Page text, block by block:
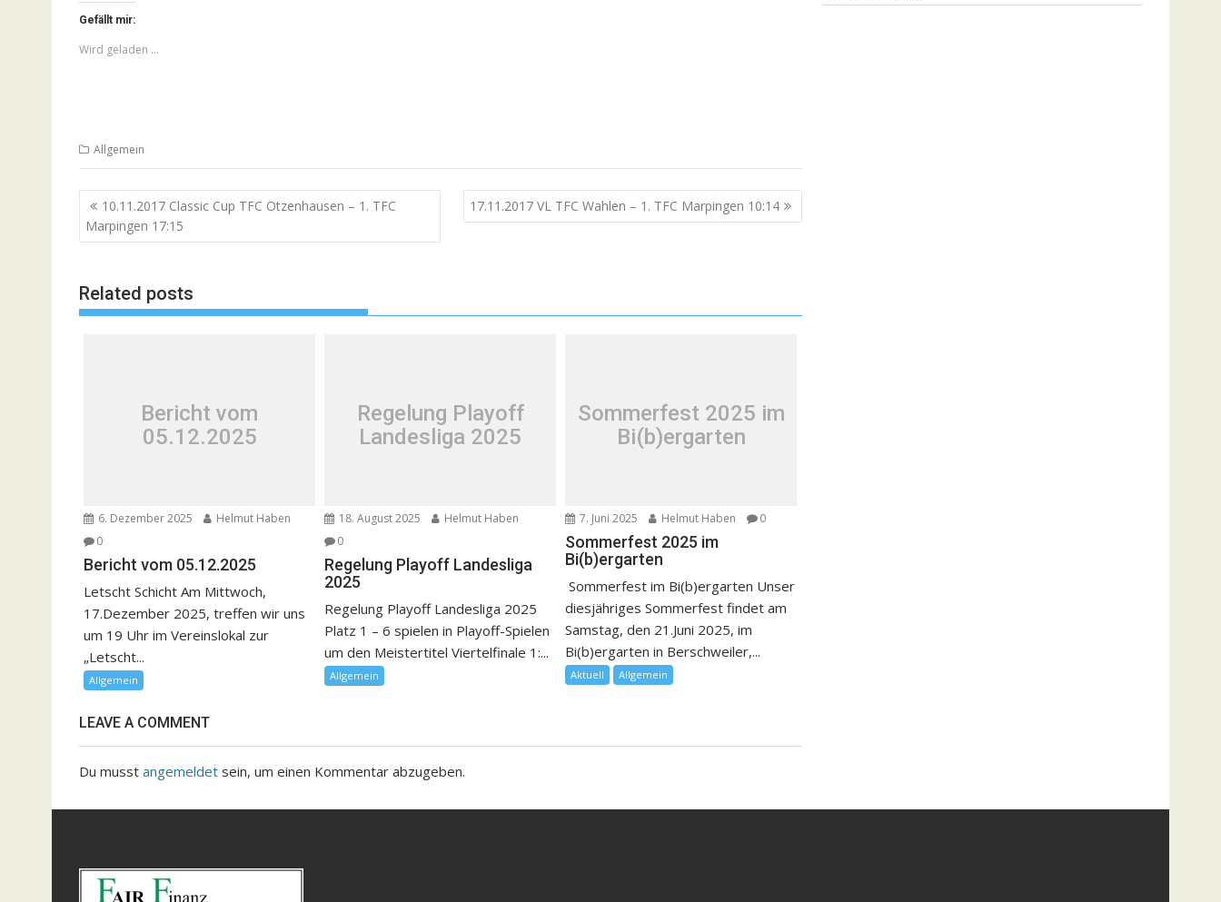
Gefällt mir:
Wird geladen …
Allgemein
Beitragsnavigation
10.11.2017 Classic Cup TFC Otzenhausen – 1. TFC
Marpingen 17:15
17.11.2017 VL TFC Wahlen – 1. TFC Marpingen 10:14
Related posts
Bericht vom
05.12.2025
6. Dezember 2025
Helmut Haben
0
Bericht vom 05.12.2025
Letscht Schicht Am Mittwoch,
17.Dezember 2025, treffen wir uns
um 19 Uhr im Vereinslokal zur
„Letscht...
Allgemein
Regelung Playoff
Landesliga 2025
18. August 2025
Helmut Haben
0
Regelung Playoff Landesliga
2025
Regelung Playoff Landesliga 2025
Platz 1 – 6 spielen in Playoff-Spielen
um den Meistertitel Viertelfinale 1:...
Allgemein
Sommerfest 2025 im
Bi(b)ergarten
7. Juni 2025 Helmut Haben 0
Sommerfest 2025 im
Bi(b)ergarten
Sommerfest im Bi(b)ergarten Unser
diesjähriges Sommerfest findet am
Samstag, den 21.Juni 2025, im
Bi(b)ergarten in Berschweiler,...
Aktuell Allgemein
LEAVE A COMMENT
Du musst angemeldet sein, um einen Kommentar abzugeben.